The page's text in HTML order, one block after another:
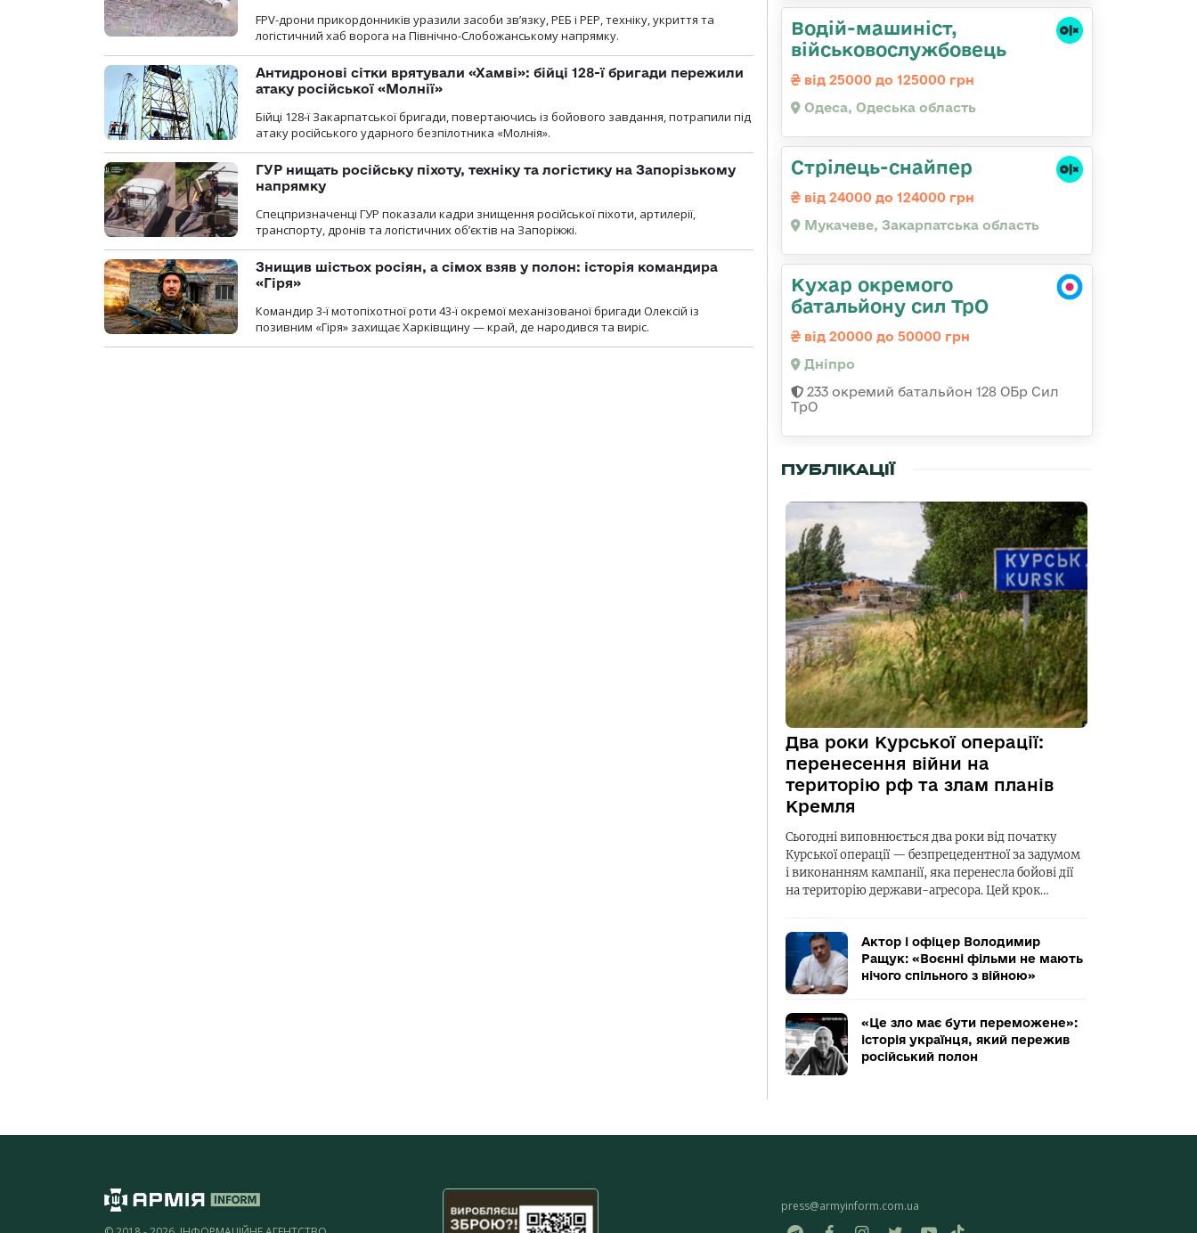
FPV-дрони прикордонників уразили засоби зв’язку, РЕБ і РЕР, техніку, укриття та
логістичний хаб ворога на Північно-Слобожанському напрямку.
Антидронові сітки врятували «Хамві»: бійці 128-ї бригади пережили
атаку російської «Молнії»
Бійці 128-ї Закарпатської бригади, повертаючись із бойового завдання, потрапили під
атаку російського ударного безпілотника «Молнія».
ГУР нищать російську піхоту, техніку та логістику на Запорізькому
напрямку
Спецпризначенці ГУР показали кадри знищення російської піхоти, артилерії,
транспорту, дронів та логістичних об’єктів на Запоріжжі.
Знищив шістьох росіян, а сімох взяв у полон: історія командира
«Гіря»
Командир 3-ї мотопіхотної роти 43-ї окремої механізованої бригади Олексій із
позивним «Гіря» захищає Харківщину — край, де народився та виріс.
Водій-машиніст,
військовослужбовець
від 25000 до 125000 грн
Одеса, Одеська область
Стрілець-снайпер
від 24000 до 124000 грн
Мукачеве, Закарпатська область
Кухар окремого
батальйону сил ТрО
від 20000 до 50000 грн
Дніпро
233 окремий батальйон 128 ОБр Сил
ТрО
ПУБЛІКАЦІЇ
Два роки Курської операції:
перенесення війни на
територію рф та злам планів
Кремля
Сьогодні виповнюється два роки від початку
Курської операції — безпрецедентної за задумом
і виконанням кампанії, яка перенесла бойові дії
на територію держави-агресора. Цей крок…
Актор і офіцер Володимир
Ращук: «Воєнні фільми не мають
нічого спільного з війною»
«Це зло має бути переможене»:
історія українця, який пережив
російський полон
press@armyinform.com.ua